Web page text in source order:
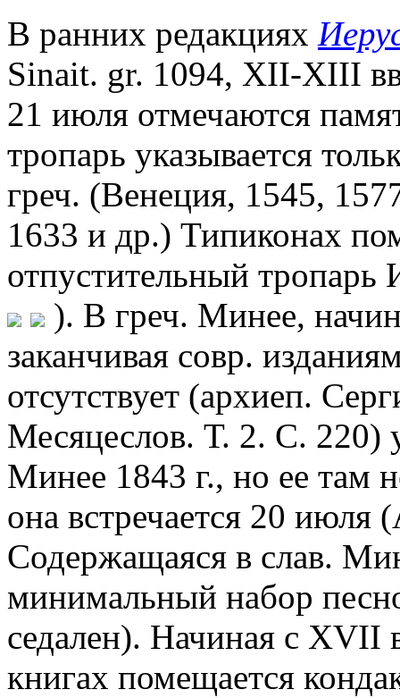
В ранних редакциях
Sinait. gr. 1094, XII-XIII
21 июля отмечаются
тропарь указывается
греч. (Венеция, 1545,
1633 и др.) Типиконах
отпустительный тропарь
). В греч. Минее,
заканчивая совр.
отсутствует (архиеп.
Месяцеслов. Т. 2. С. 220)
Минее 1843 г., но ее там
она встречается 20 июля
Содержащаяся в слав.
минимальный набор
седален). Начиная с XVII
книгах помещается